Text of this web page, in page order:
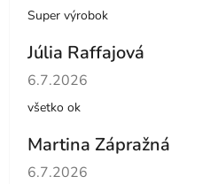
Super výrobok
Júlia Raffajová
Hodnotenie obchodu je 5 z
6.7.2026
všetko ok
Martina Zápražná
Hodnotenie obchodu je 5 z
6.7.2026